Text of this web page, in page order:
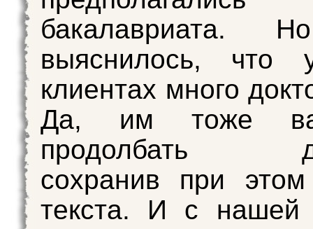
бакалавриата.
выяснилось,
клиентах много
Да, им тоже
продолбать
сохранив при этом
текста. И с